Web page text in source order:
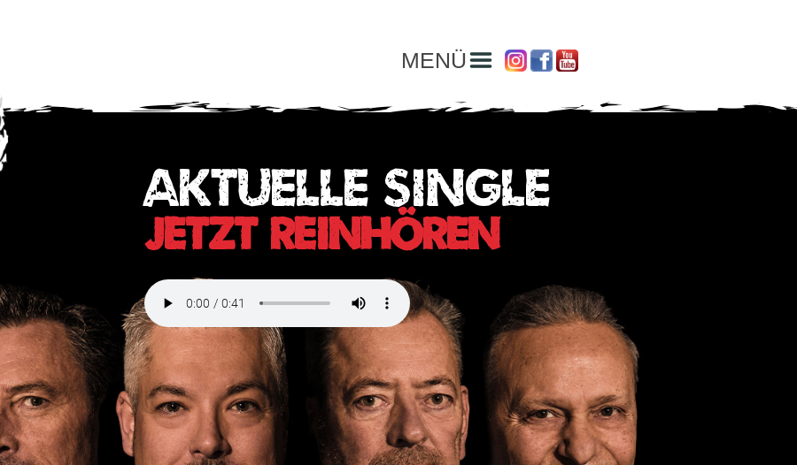
MENÜ
AKTUELLE SINGLE
JETZT REINHÖREN